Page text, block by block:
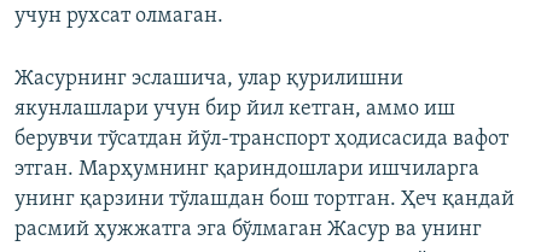
учун рухсат олмаган.
Жасурнинг эслашича, улар қурилишни
якунлашлари учун бир йил кетган, аммо иш
берувчи тўсатдан йўл-транспорт ҳодисасида вафот
этган. Марҳумнинг қариндошлари ишчиларга
унинг қарзини тўлашдан бош тортган. Ҳеч қандай
расмий ҳужжатга эга бўлмаган Жасур ва унинг